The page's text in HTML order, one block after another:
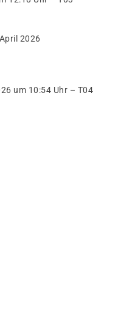
2026
um 10:54 Uhr – T04